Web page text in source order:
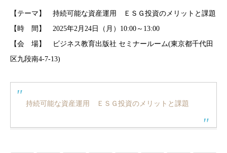
【テーマ】 持続可能な資産運用 ＥＳＧ投資のメリットと課題
【時 間】 2025年2月24日（月）10:00～13:00
【会 場】 ビジネス教育出版社 セミナールーム(東京都千代田
区九段南4-7-13)
持続可能な資産運用 ＥＳＧ投資のメリットと課題